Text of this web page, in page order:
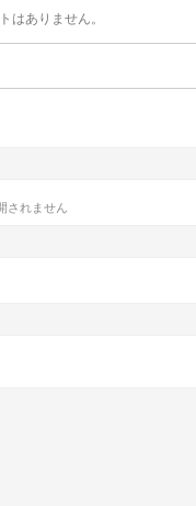
はありません。
されません